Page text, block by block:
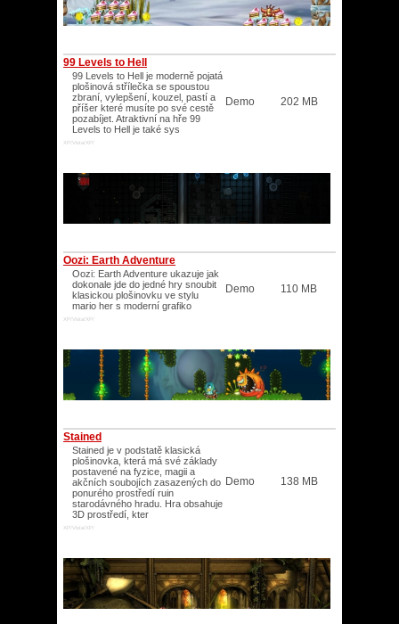
99 Levels to Hell
99 Levels to Hell je moderně pojatá
plošinová střílečka se spoustou
zbraní, vylepšení, kouzel, pastí a
příšer které musíte po své cestě
pozabíjet. Atraktivní na hře 99
Levels to Hell je také sys
XP/Vista/XP/
Demo 202 MB
Oozi: Earth Adventure
Oozi: Earth Adventure ukazuje jak
dokonale jde do jedné hry snoubit
klasickou plošinovku ve stylu
mario her s moderní grafiko
XP/Vista/XP/
Demo 110 MB
Stained
Stained je v podstatě klasická
plošinovka, která má své základy
postavené na fyzice, magii a
akčních soubojích zasazených do
ponurého prostředí ruin
starodávného hradu. Hra obsahuje
3D prostředí, kter
XP/Vista/XP/
Demo 138 MB